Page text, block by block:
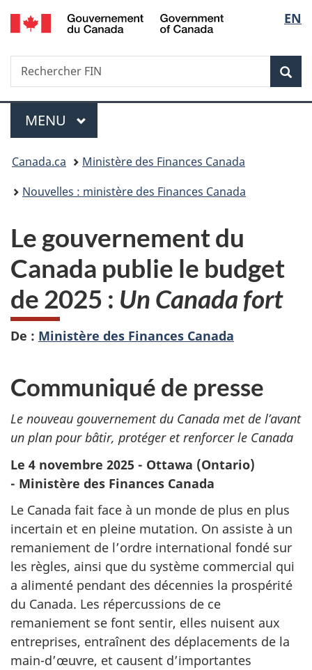
Passer
au
Passer
à
du
Passer
à
simplifiée
de
la
EN
Recherche
Rechercher
FIN
Menu
MENU PRINCIPAL
Vous
êtes
Canada.ca
Ministère des Finances Canada
Nouvelles : ministère des Finances Canada
Le gouvernement du
Canada publie le budget
de 2025 : Un Canada fort
De : Ministère des Finances Canada
Communiqué de presse
Le nouveau gouvernement du Canada met de l’avant
un plan pour bâtir, protéger et renforcer le Canada
Le 4 novembre 2025 - Ottawa (Ontario)
- Ministère des Finances Canada
Le Canada fait face à un monde de plus en plus
incertain et en pleine mutation. On assiste à un
remaniement de l’ordre international fondé sur
les règles, ainsi que du système commercial qui
a alimenté pendant des décennies la prospérité
du Canada. Les répercussions de ce
remaniement se font sentir, elles nuisent aux
entreprises, entraînent des déplacements de la
main-d’œuvre, et causent d’importantes